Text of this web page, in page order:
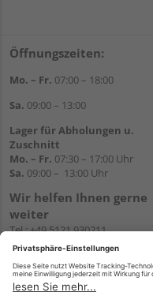
Öffnungszeiten:
Mo. – Fr. 07:00 – 18:00
Sa. 09:00 – 13:00
Lager für Abholungen u.
Zuschnitt
Mo. – Fr. 07:30 – 17:00 Uhr
Sa. 09:00 – 13:00 Uhr
Wir helfen Ihnen gerne
weiter
Tel.:+49 5121 930211
E-Mail:holzlandshop@holzland-
Newsletter